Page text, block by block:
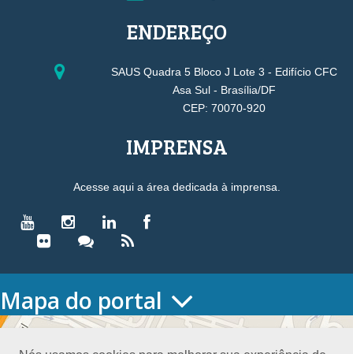
ENDEREÇO
SAUS Quadra 5 Bloco J Lote 3 - Edifício CFC
Asa Sul - Brasília/DF
CEP: 70070-920
IMPRENSA
Acesse aqui a área dedicada à imprensa.
Mapa do portal
HOME